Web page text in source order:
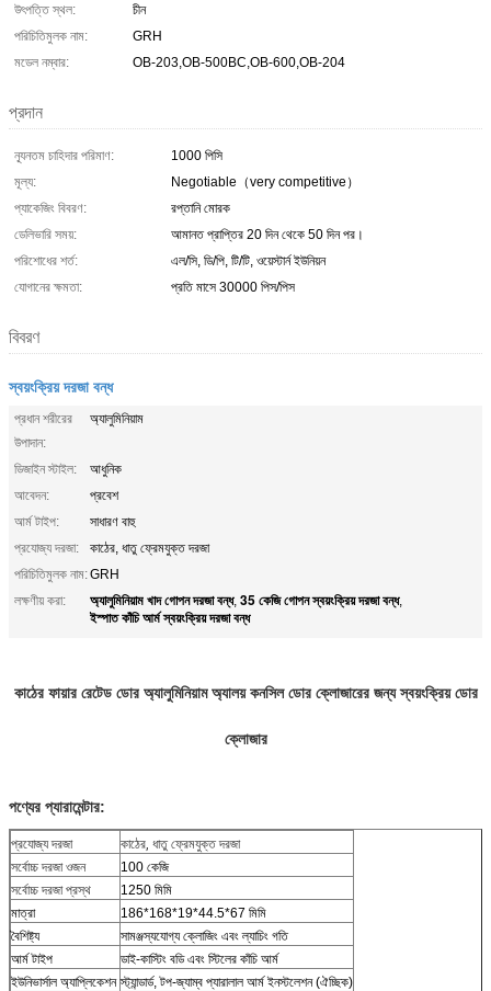
উৎপত্তি স্থল:
চীন
পরিচিতিমুলক নাম:
GRH
মডেল নম্বার:
OB-203,OB-500BC,OB-600,OB-204
প্রদান
ন্যূনতম চাহিদার পরিমাণ:
1000 পিসি
মূল্য:
Negotiable（very competitive）
প্যাকেজিং বিবরণ:
রপ্তানি মোরক
ডেলিভারি সময়:
আমানত প্রাপ্তির 20 দিন থেকে 50 দিন পর।
পরিশোধের শর্ত:
এল/সি, ডি/পি, টি/টি, ওয়েস্টার্ন ইউনিয়ন
যোগানের ক্ষমতা:
প্রতি মাসে 30000 পিস/পিস
বিবরণ
স্বয়ংক্রিয় দরজা বন্ধ
প্রধান শরীরের
উপাদান:
অ্যালুমিনিয়াম
ডিজাইন স্টাইল:
আধুনিক
আবেদন:
প্রবেশ
আর্ম টাইপ:
সাধারণ বাহু
প্রযোজ্য দরজা:
কাঠের, ধাতু ফ্রেমযুক্ত দরজা
পরিচিতিমুলক নাম:GRH
লক্ষণীয় করা:
অ্যালুমিনিয়াম খাদ গোপন দরজা বন্ধ, 35 কেজি গোপন স্বয়ংক্রিয় দরজা বন্ধ,
ইস্পাত কাঁচি আর্ম স্বয়ংক্রিয় দরজা বন্ধ
কাঠের ফায়ার রেটেড ডোর অ্যালুমিনিয়াম অ্যালয় কনসিল ডোর ক্লোজারের জন্য স্বয়ংক্রিয় ডোর
ক্লোজার
পণ্যের প্যারামেন্টার:
প্রযোজ্য দরজা
কাঠের, ধাতু ফ্রেমযুক্ত দরজা
সর্বোচ্চ দরজা ওজন
100 কেজি
সর্বোচ্চ দরজা প্রস্থ
1250 মিমি
মাত্রা
186*168*19*44.5*67 মিমি
বৈশিষ্ট্য
সামঞ্জস্যযোগ্য ক্লোজিং এবং ল্যাচিং গতি
আর্ম টাইপ
ডাই-কাস্টিং বডি এবং স্টিলের কাঁচি আর্ম
ইউনিভার্সাল অ্যাপ্লিকেশন স্ট্যান্ডার্ড, টপ-জ্যাম্ব প্যারালাল আর্ম ইনস্টলেশন (ঐচ্ছিক)